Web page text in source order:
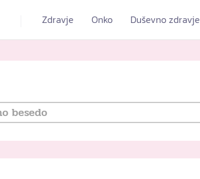
Zdravje Onko Duševno zdravje